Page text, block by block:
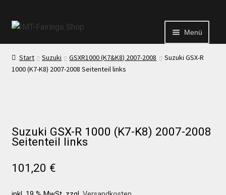
Menü
Start
Kontakt
News
Start Suzuki GSXR1000 (K7&K8) 2007-2008
Suzuki GSX-R
1000 (K7-K8) 2007-2008 Seitenteil links
Suzuki GSX-R 1000 (K7-K8) 2007-2008
Seitenteil links
101,20 €